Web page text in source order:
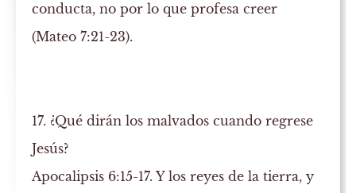
conducta, no por lo que profesa creer
(Mateo 7:21-23).
17. ¿Qué dirán los malvados cuando regrese
Jesús?
Apocalipsis 6:15-17. Y los reyes de la tierra, y